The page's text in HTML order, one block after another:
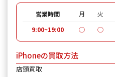
営業時間 月 火
9:00~19:00
◯ ◯
iPhoneの買取方法
店頭買取